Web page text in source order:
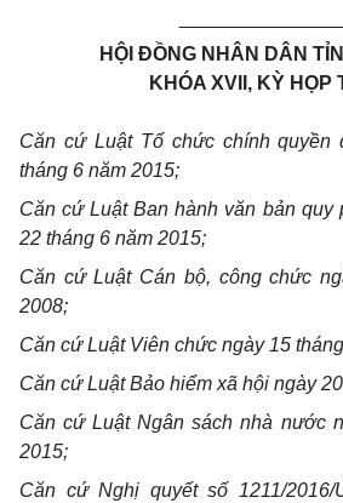
HỘI ĐỒNG NHÂN DÂN
KHÓA XVII, KỲ HỌP
Căn cứ Luật Tổ chức chính quyền
tháng 6 năm 2015;
Căn cứ Luật Ban hành văn bản quy
22 tháng 6 năm 2015;
Căn cứ Luật Cán bộ, công chức
2008;
Căn cứ Luật Viên chức ngày 15
Căn cứ Luật Bảo hiểm xã hội ngày
Căn cứ Luật Ngân sách nhà nước
2015;
Căn cứ Nghị quyết số 1211/2016/